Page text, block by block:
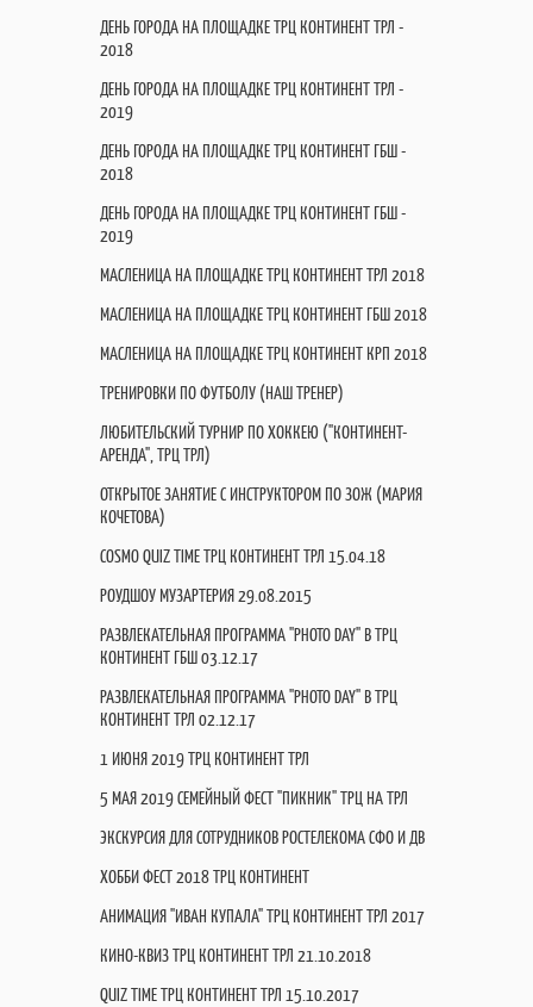
ДЕНЬ ГОРОДА НА ПЛОЩАДКЕ ТРЦ КОНТИНЕНТ ТРЛ -
2018
ДЕНЬ ГОРОДА НА ПЛОЩАДКЕ ТРЦ КОНТИНЕНТ ТРЛ -
2019
ДЕНЬ ГОРОДА НА ПЛОЩАДКЕ ТРЦ КОНТИНЕНТ ГБШ -
2018
ДЕНЬ ГОРОДА НА ПЛОЩАДКЕ ТРЦ КОНТИНЕНТ ГБШ -
2019
МАСЛЕНИЦА НА ПЛОЩАДКЕ ТРЦ КОНТИНЕНТ ТРЛ 2018
МАСЛЕНИЦА НА ПЛОЩАДКЕ ТРЦ КОНТИНЕНТ ГБШ 2018
МАСЛЕНИЦА НА ПЛОЩАДКЕ ТРЦ КОНТИНЕНТ КРП 2018
ТРЕНИРОВКИ ПО ФУТБОЛУ (НАШ ТРЕНЕР)
ЛЮБИТЕЛЬСКИЙ ТУРНИР ПО ХОККЕЮ ("КОНТИНЕНТ-
АРЕНДА", ТРЦ ТРЛ)
ОТКРЫТОЕ ЗАНЯТИЕ С ИНСТРУКТОРОМ ПО ЗОЖ (МАРИЯ
КОЧЕТОВА)
COSMO QUIZ TIME ТРЦ КОНТИНЕНТ ТРЛ 15.04.18
РОУДШОУ МУЗАРТЕРИЯ 29.08.2015
РАЗВЛЕКАТЕЛЬНАЯ ПРОГРАММА "PHOTO DAY" В ТРЦ
КОНТИНЕНТ ГБШ 03.12.17
РАЗВЛЕКАТЕЛЬНАЯ ПРОГРАММА "PHOTO DAY" В ТРЦ
КОНТИНЕНТ ТРЛ 02.12.17
1 ИЮНЯ 2019 ТРЦ КОНТИНЕНТ ТРЛ
5 МАЯ 2019 СЕМЕЙНЫЙ ФЕСТ "ПИКНИК" ТРЦ НА ТРЛ
ЭКСКУРСИЯ ДЛЯ СОТРУДНИКОВ РОСТЕЛЕКОМА СФО И ДВ
ХОББИ ФЕСТ 2018 ТРЦ КОНТИНЕНТ
АНИМАЦИЯ "ИВАН КУПАЛА" ТРЦ КОНТИНЕНТ ТРЛ 2017
КИНО-КВИЗ ТРЦ КОНТИНЕНТ ТРЛ 21.10.2018
QUIZ TIME ТРЦ КОНТИНЕНТ ТРЛ 15.10.2017